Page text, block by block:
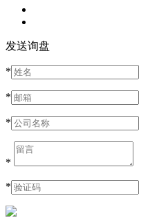
发送询盘
*
*
*
*
*